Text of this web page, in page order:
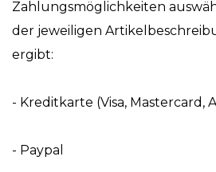
Zahlungsmöglichkeiten
der jeweiligen
ergibt:
- Kreditkarte (Visa, Mastercard,
- Paypal